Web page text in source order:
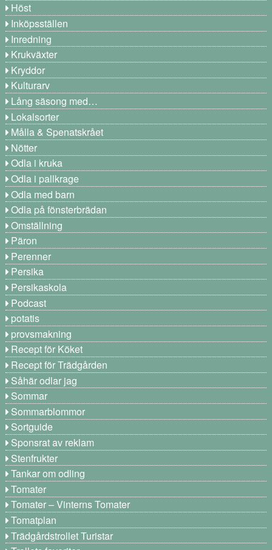
Höst
Inköpsställen
Inredning
Krukväxter
Kryddor
Kulturarv
Lång säsong med…
Lokalsorter
Målla & Spenatskrået
Nötter
Odla i kruka
Odla i pallkrage
Odla med barn
Odla på fönsterbrädan
Omställning
Päron
Perenner
Persika
Persikaskola
Podcast
potatis
provsmakning
Recept för Köket
Recept för Trädgården
Såhär odlar jag
Sommar
Sommarblommor
Sortguide
Sponsrat av reklam
Stenfrukter
Tankar om odling
Tomater
Tomater – Vinterns Tomater
Tomatplan
Trädgårdstrollet Turistar